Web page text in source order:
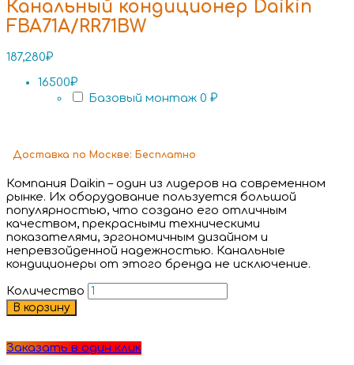
Канальный кондиционер Daikin
FBA71A/RR71BW
187,280₽
16500₽
Базовый монтаж 0 ₽
Доставка по Москве: Бесплатно
Компания Daikin – один из лидеров на современном
рынке. Их оборудование пользуется большой
популярностью, что создано его отличным
качеством, прекрасными техническими
показателями, эргономичным дизайном и
непревзойденной надежностью. Канальные
кондиционеры от этого бренда не исключение.
Количество
В корзину
Заказать в один клик